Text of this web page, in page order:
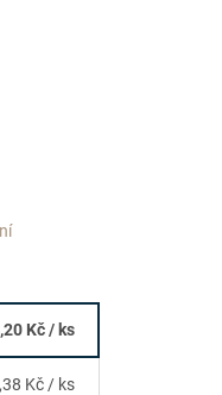
Kč/ ks
Kč / ks